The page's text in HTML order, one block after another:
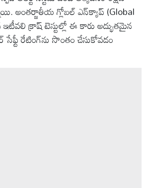
అంతర్జాతీయ గ్లోబల్ ఎన్‌క్యాప్ (Global
క్రాష్ టెస్టుల్లో ఈ కారు అద్భుతమైన
సేఫ్టీ రేటింగ్‌ను సొంతం చేసుకోవడం